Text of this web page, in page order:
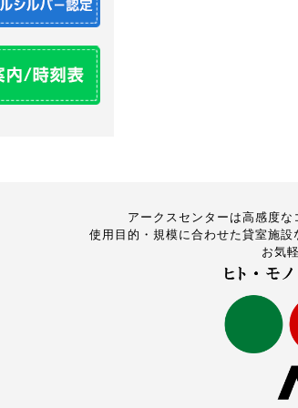
アークスセンターは高感度な
使用目的・規模に合わせた貸室施設
お気